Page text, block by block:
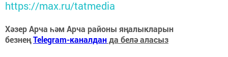
https://max.ru/tatmedia
Хәзер Арча һәм Арча районы яңалыкларын
безнеңTelegram-каналданда белә аласыз